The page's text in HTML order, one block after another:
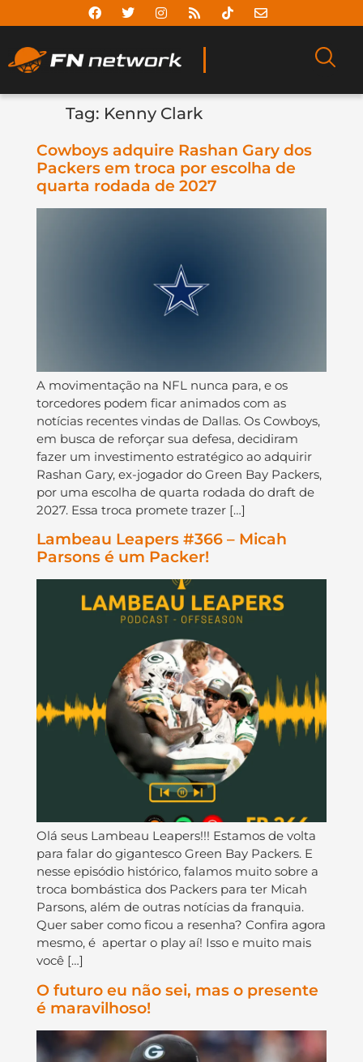
Tag: Kenny Clark
Cowboys adquire Rashan Gary dos
Packers em troca por escolha de
quarta rodada de 2027
A movimentação na NFL nunca para, e os
torcedores podem ficar animados com as
notícias recentes vindas de Dallas. Os Cowboys,
em busca de reforçar sua defesa, decidiram
fazer um investimento estratégico ao adquirir
Rashan Gary, ex-jogador do Green Bay Packers,
por uma escolha de quarta rodada do draft de
2027. Essa troca promete trazer […]
Lambeau Leapers #366 – Micah
Parsons é um Packer!
Olá seus Lambeau Leapers!!! Estamos de volta
para falar do gigantesco Green Bay Packers. E
nesse episódio histórico, falamos muito sobre a
troca bombástica dos Packers para ter Micah
Parsons, além de outras notícias da franquia.
Quer saber como ficou a resenha? Confira agora
mesmo, é apertar o play aí! Isso e muito mais
você […]
O futuro eu não sei, mas o presente
é maravilhoso!